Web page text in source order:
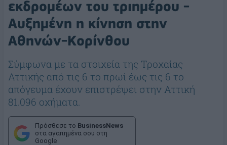
εκδρομέων του τριημέρου -
Αυξημένη η κίνηση στην
Αθηνών-Κορίνθου
Σύμφωνα με τα στοιχεία της Τροχαίας
Αττικής από τις 6 το πρωί έως τις 6 το
απόγευμα έχουν επιστρέψει στην Αττική
81.096 οχήματα.
Πρόσθεσε το BusinessNews
στα αγαπημένα σου στη
Google